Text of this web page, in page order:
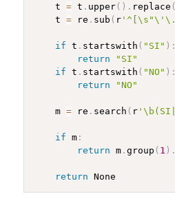
    t
= t . upper( ) . replace (
    t
= re . sub ( r
if t . startswith ( "SI" ) :
return
"SI"
if t . startswith ( "NO" ) :
return
"NO"
    m
= re . search ( r
if m:
return m. group ( 1 ) .
return